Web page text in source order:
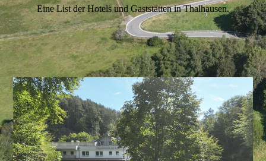
Eine List der Hotels und Gaststätten in Thalhausen.